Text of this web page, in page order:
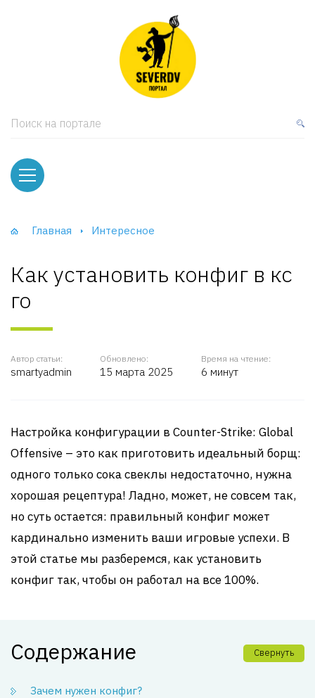
Поиск на портале
Главная Интересное
Как установить конфиг в кс
го
Автор статьи:
smartyadmin
Обновлено:
15 марта 2025
Время на чтение:
6 минут
Настройка конфигурации в Counter-Strike: Global
Offensive – это как приготовить идеальный борщ:
одного только сока свеклы недостаточно, нужна
хорошая рецептура! Ладно, может, не совсем так,
но суть остается: правильный конфиг может
кардинально изменить ваши игровые успехи. В
этой статье мы разберемся, как установить
конфиг так, чтобы он работал на все 100%.
Содержание Свернуть
Зачем нужен конфиг?
и тумбы